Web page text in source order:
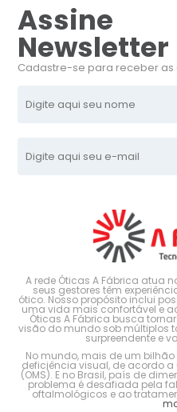
Assine
Newsletter
Cadastre-se para receber as
A rede Óticas A Fábrica atua
seus gestores têm
ótico. Nosso propósito inclui
uma vida mais confortável e
Óticas A Fábrica busca
visão do mundo sob múltiplos
surpreendente e
No mundo, mais de um
deficiência visual, de acordo
(OMS). E no Brasil, país de
problema é desafiada pela
oftalmológicos e ao